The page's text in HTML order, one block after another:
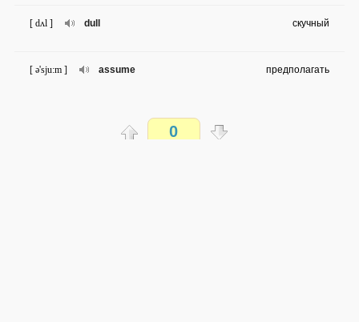
dull
[ dʌl ] скучный
assume
[ ə'sju:m ] предполагать
practical практичный; удобный; полезный
0